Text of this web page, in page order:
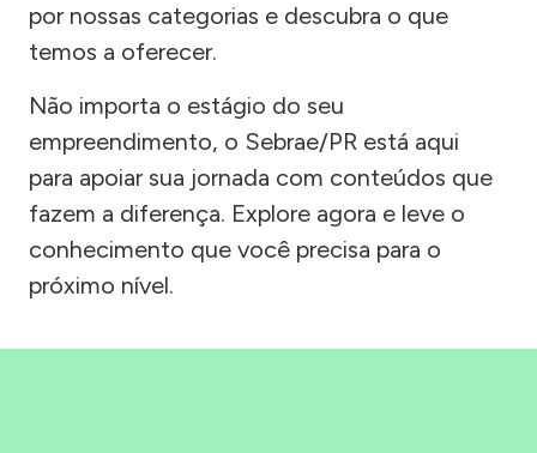
por nossas categorias e descubra o que
temos a oferecer.
Não importa o estágio do seu
empreendimento, o Sebrae/PR está aqui
para apoiar sua jornada com conteúdos que
fazem a diferença. Explore agora e leve o
conhecimento que você precisa para o
próximo nível.